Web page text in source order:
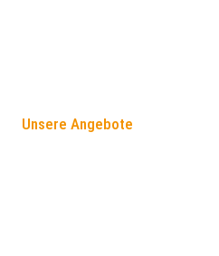
Unsere Angebote